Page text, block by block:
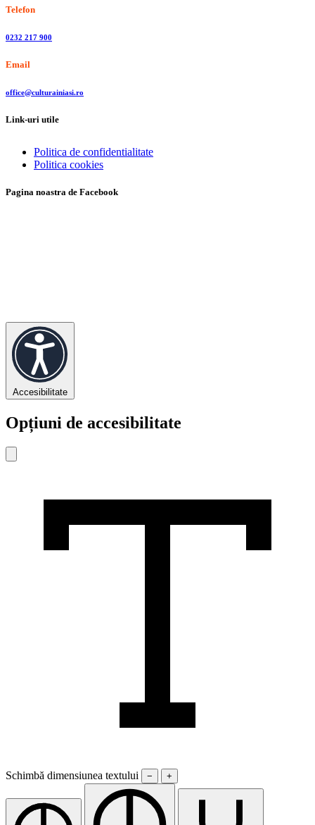
Telefon
0232 217 900
Email
office@culturainiasi.ro
Link-uri utile
Politica de confidentialitate
Politica cookies
Pagina noastra de Facebook
Accesibilitate
Opțiuni de accesibilitate
Schimbă dimensiunea textului − +